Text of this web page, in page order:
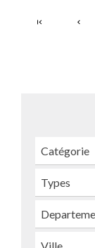
Catégorie
Types